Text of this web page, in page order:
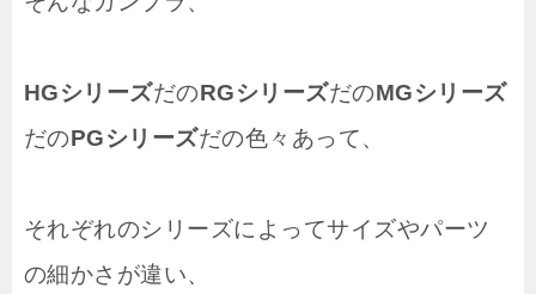
HGシリーズだのRGシリーズだのMGシリーズ
だのPGシリーズだの色々あって、
それぞれのシリーズによってサイズやパーツ
の細かさが違い、